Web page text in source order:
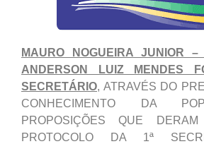
MAURO NOGUEIRA JUNIOR
ANDERSON LUIZ MENDES
SECRETÁRIO, ATRAVÉS DO
CONHECIMENTO DA
PROPOSIÇÕES QUE
PROTOCOLO DA 1ª